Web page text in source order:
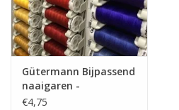
Gütermann Bijpassend
naaigaren -
Allesnaaigaren 200m
€4,75